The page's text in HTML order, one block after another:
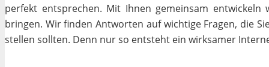
perfekt entsprechen. Mit Ihnen gemeinsam
bringen. Wir finden Antworten auf wichtige Fragen, die
stellen sollten. Denn nur so entsteht ein wirksamer